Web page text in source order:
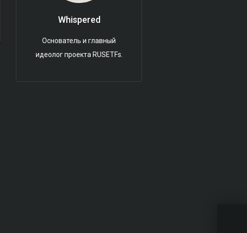
Whispered
Основатель и главный
идеолог проекта RUSETFs.